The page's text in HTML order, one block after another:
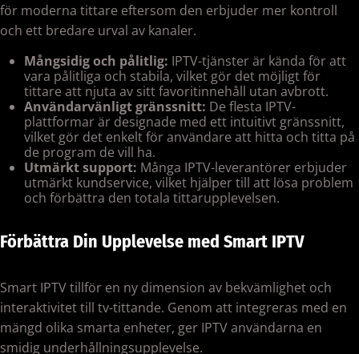
för moderna tittare eftersom den erbjuder mer kontroll
och ett bredare urval av kanaler.
Mångsidig och pålitlig: IPTV-tjänster är kända för att
vara pålitliga och stabila, vilket gör det möjligt för
tittare att njuta av sitt favoritinnehåll utan avbrott.
Användarvänligt gränssnitt: De flesta IPTV-
plattformar är designade med ett intuitivt gränssnitt,
vilket gör det enkelt för användare att hitta och titta på
de program de vill ha.
Utmärkt support: Många IPTV-leverantörer erbjuder
utmärkt kundservice, vilket hjälper till att lösa problem
och förbättra den totala tittarupplevelsen.
Förbättra Din Upplevelse med Smart IPTV
Smart IPTV tillför en ny dimension av bekvämlighet och
interaktivitet till tv-tittande. Genom att integreras med en
mängd olika smarta enheter, ger IPTV användarna en
smidig underhållningsupplevelse.